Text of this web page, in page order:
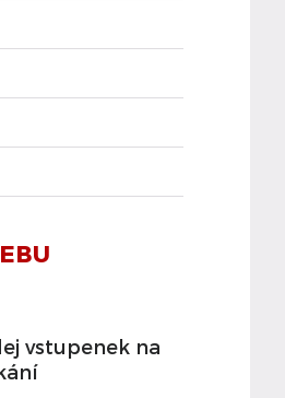
vstupenek na